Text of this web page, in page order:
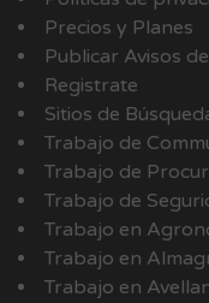
Precios y Planes
Publicar Avisos
Registrate
Sitios de
Trabajo de
Trabajo de
Trabajo de
Trabajo en
Trabajo en
Trabajo en